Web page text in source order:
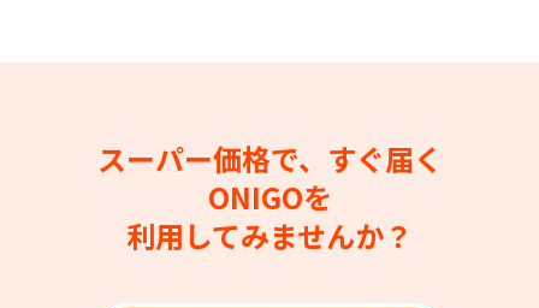
スーパー価格で、すぐ届く
ONIGOを
利用してみませんか？